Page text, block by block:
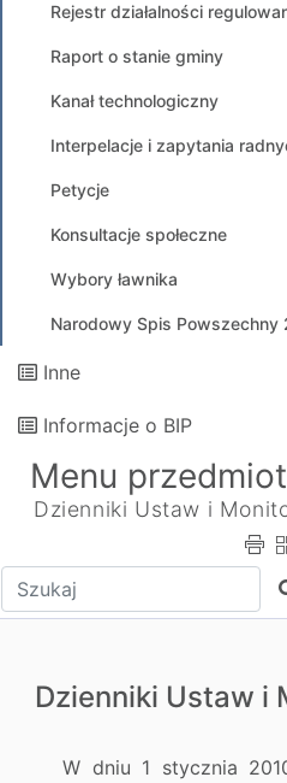
Rejestr działalności
Raport o stanie gminy
Kanał technologiczny
Interpelacje i zapytania
Petycje
Konsultacje społeczne
Wybory ławnika
Narodowy Spis Powszechny
Inne
Informacje o BIP
Menu
Dzienniki Ustaw i
Wpisz tekst do wyszukania
Dzienniki Ustaw i
W dniu 1 stycznia